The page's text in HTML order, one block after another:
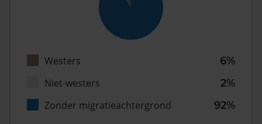
Westers
6%
Niet-westers
2%
Zonder migratieachtergrond
92%